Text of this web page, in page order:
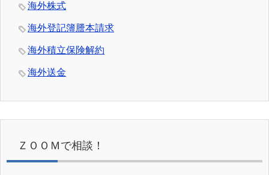
海外株式
海外登記簿謄本請求
海外積立保険解約
海外送金
ＺＯＯＭで相談！